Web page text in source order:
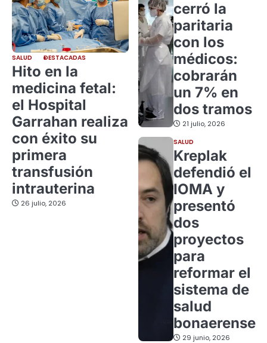
SALUD DESTACADAS
Hito en la
medicina fetal:
el Hospital
Garrahan realiza
con éxito su
primera
transfusión
intrauterina
26 julio, 2026
cerró la
paritaria
con los
médicos:
cobrarán
un 7% en
dos tramos
21 julio, 2026
SALUD
Kreplak
defendió el
IOMA y
presentó
dos
proyectos
para
reformar el
sistema de
salud
bonaerense
29 junio, 2026